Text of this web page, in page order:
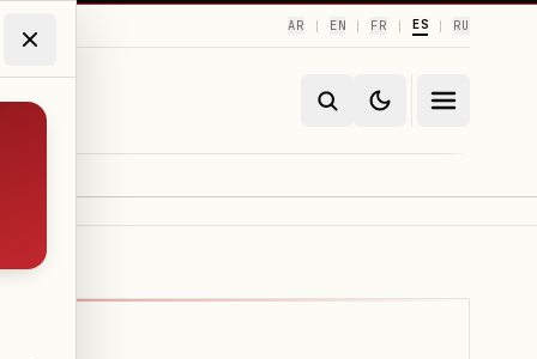
AR | EN | FR | ES | RU